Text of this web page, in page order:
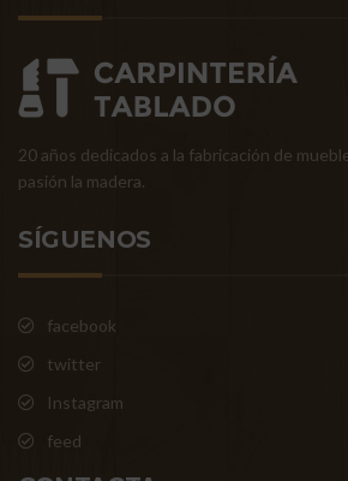
20 años dedicados a la fabricación de
pasión la madera.
SÍGUENOS
facebook
twitter
Instagram
feed